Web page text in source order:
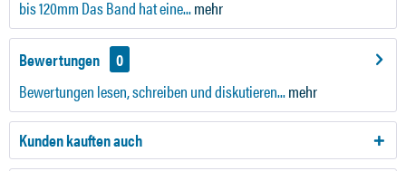
bis 120mm Das Band hat eine...mehr
Bewertungen
0
Bewertungen lesen, schreiben und diskutieren...mehr
Kunden kauften auch